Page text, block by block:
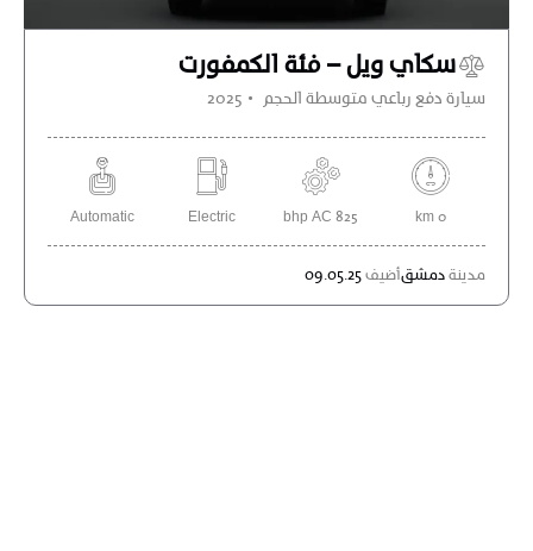
سكاي ويل – فئة الكمفورت
سيارة دفع رباعي متوسطة الحجم 2025
0 km
825 bhp AC
Electric
Automatic
مدينة دمشقأضيف 09.05.25